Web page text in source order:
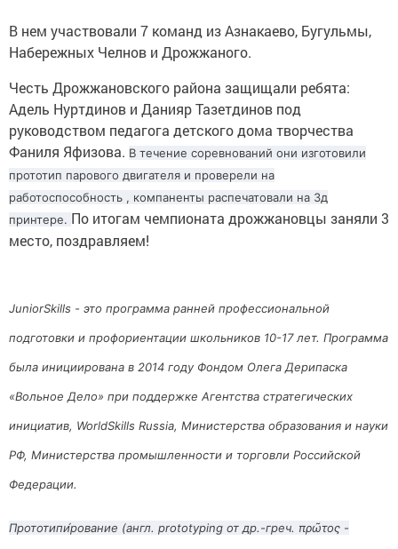
В нем участвовали 7 команд из Азнакаево, Бугульмы,
Набережных Челнов и Дрожжаного.
Честь Дрожжановского района защищали ребята:
Адель Нуртдинов и Данияр Тазетдинов под
руководством педагога детского дома творчества
Фаниля Яфизова. В течение соревнований они изготовили
прототип парового двигателя и проверели на
работоспособность , компаненты распечатовали на 3д
принтере. По итогам чемпионата дрожжановцы заняли 3
место, поздравляем!
JuniorSkills - это программа ранней профессиональной
подготовки и профориентации школьников 10-17 лет. Программа
была инициирована в 2014 году Фондом Олега Дерипаска
«Вольное Дело» при поддержке Агентства стратегических
инициатив, WorldSkills Russia, Министерства образования и науки
РФ, Министерства промышленности и торговли Российской
Федерации.
Прототипи́рование (англ. prototyping от др.-греч. πρῶτος -